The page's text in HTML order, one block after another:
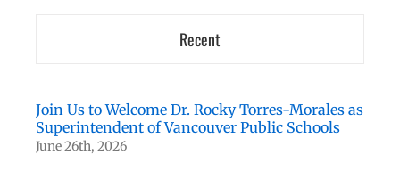
Recent
Join Us to Welcome Dr. Rocky Torres-Morales as
Superintendent of Vancouver Public Schools
June 26th, 2026